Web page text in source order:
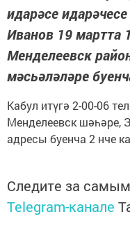
идарәсе
Иванов 19 мартта
Менделеевск
мәсьәләләре
Кабул итүгә 2-00-06
Менделеевск шәһәре,
адресы буенча 2 нче
Следите за
Telegram-канале